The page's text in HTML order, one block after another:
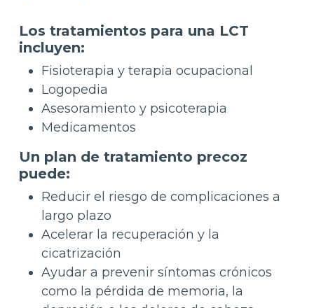
Los tratamientos para una LCT
incluyen:
Fisioterapia y terapia ocupacional
Logopedia
Asesoramiento y psicoterapia
Medicamentos
Un plan de tratamiento precoz
puede:
Reducir el riesgo de complicaciones a
largo plazo
Acelerar la recuperación y la
cicatrización
Ayudar a prevenir síntomas crónicos
como la pérdida de memoria, la